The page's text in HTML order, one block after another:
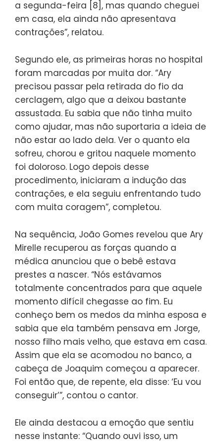
a segunda-feira [8], mas quando cheguei
em casa, ela ainda não apresentava
contrações”, relatou.
Segundo ele, as primeiras horas no hospital
foram marcadas por muita dor. “Ary
precisou passar pela retirada do fio da
cerclagem, algo que a deixou bastante
assustada. Eu sabia que não tinha muito
como ajudar, mas não suportaria a ideia de
não estar ao lado dela. Ver o quanto ela
sofreu, chorou e gritou naquele momento
foi doloroso. Logo depois desse
procedimento, iniciaram a indução das
contrações, e ela seguiu enfrentando tudo
com muita coragem”, completou.
Na sequência, João Gomes revelou que Ary
Mirelle recuperou as forças quando a
médica anunciou que o bebê estava
prestes a nascer. “Nós estávamos
totalmente concentrados para que aquele
momento difícil chegasse ao fim. Eu
conheço bem os medos da minha esposa e
sabia que ela também pensava em Jorge,
nosso filho mais velho, que estava em casa.
Assim que ela se acomodou no banco, a
cabeça de Joaquim começou a aparecer.
Foi então que, de repente, ela disse: ‘Eu vou
conseguir’”, contou o cantor.
Ele ainda destacou a emoção que sentiu
nesse instante: “Quando ouvi isso, um